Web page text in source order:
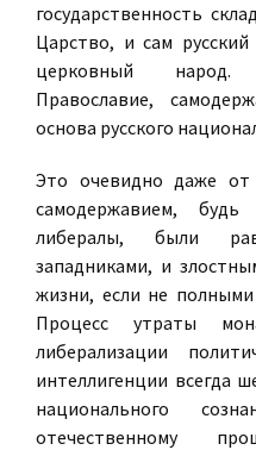
государственность
Царство, и сам
церковный народ.
Православие,
основа русского
Это очевидно даже
самодержавием,
либералы, были
западниками, и
жизни, если не
Процесс утраты
либерализации
интеллигенции всегда
национального
отечественному